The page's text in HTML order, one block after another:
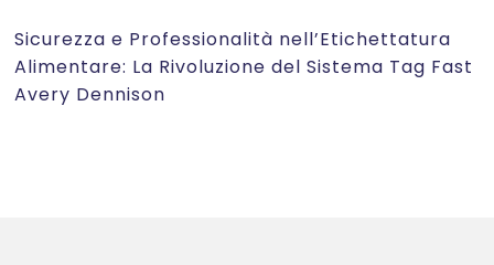
Sicurezza e Professionalità nell’Etichettatura
Alimentare: La Rivoluzione del Sistema Tag Fast
Avery Dennison